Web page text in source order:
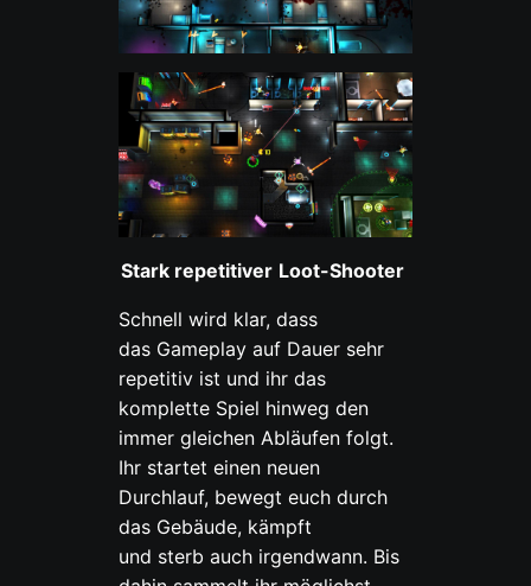
Stark repetitiver Loot-Shooter
Schnell wird klar, dass
das Gameplay auf Dauer sehr
repetitiv ist und ihr das
komplette Spiel hinweg den
immer gleichen Abläufen folgt.
Ihr startet einen neuen
Durchlauf, bewegt euch durch
das Gebäude, kämpft
und sterb auch irgendwann. Bis